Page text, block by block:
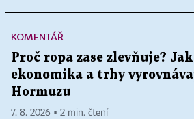
KOMENTÁŘ
Proč ropa zase zlevňuje?
ekonomika a trhy
Hormuzu
7. 8. 2026 ▪ 2 min. čtení